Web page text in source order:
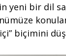
yeni bir dil
önümüze
biçimini